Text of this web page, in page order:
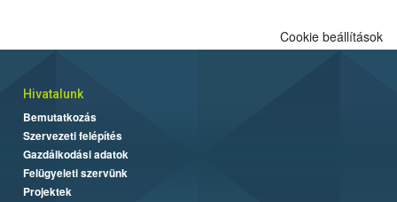
Cookie beállítások
Hivatalunk
Bemutatkozás
Szervezeti felépítés
Gazdálkodási adatok
Felügyeleti szervünk
Projektek